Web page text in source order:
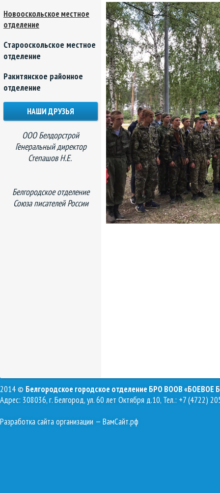
Новооскольское местное
отделение
Старооскольское местное
отделение
Ракитянское районное
отделение
НАШИ ДРУЗЬЯ
ООО Белдорстрой
Генеральный директор
Степашов Н.Е.
Белгородское отделение
Союза писателей России
2014 © Белгородское городское отделение БРО ВООВ «БОЕВОЕ
Адрес: 308036, г. Белгород, ул. 60 лет Октября д.10, Тел.: +7 (4722)
Разработка сайта организации — ВамСайт.рф